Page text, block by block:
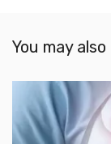
You may also